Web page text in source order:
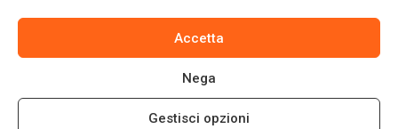
Accetta
Nega
Gestisci opzioni
Tribunale di Siracusa. Direttore responsabile Gianni Catania.
© 2024 Promo Italia S.r.l. Tutti i diritti riservati. | Sito web
realizzato daWeb-Arte.it
Cookie Policy|Termini e Condizioni